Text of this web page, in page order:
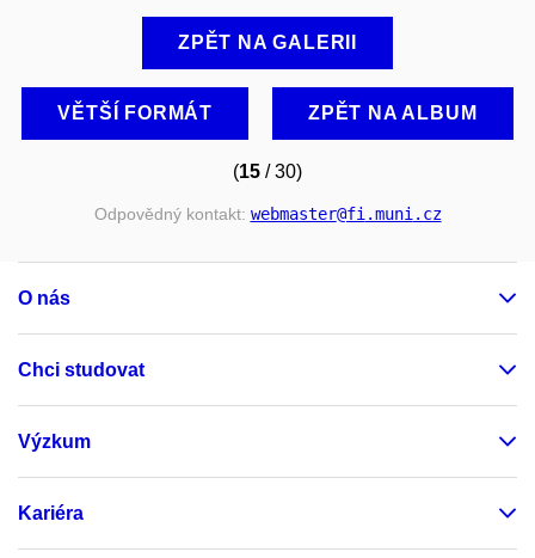
ZPĚT NA GALERII
VĚTŠÍ FORMÁT ZPĚT NA ALBUM
(15 / 30)
Odpovědný kontakt: webmaster@fi.muni.cz
O nás
Chci studovat
Výzkum
Kariéra